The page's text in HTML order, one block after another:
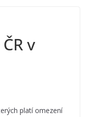
v
platí omezení